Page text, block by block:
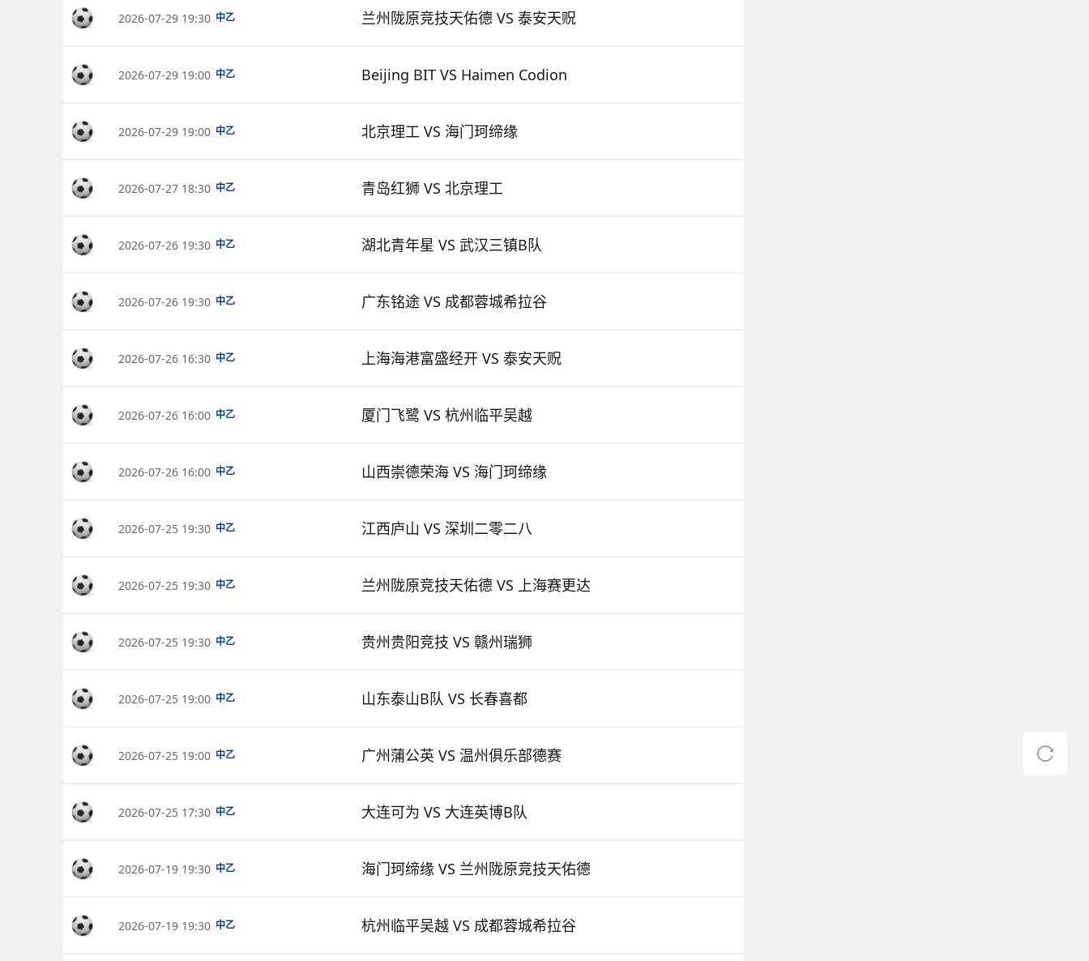
2026-07-29 19:30 中乙 兰州陇原竞技天佑德 VS 泰安天贶
2026-07-29 19:00 中乙 Beijing BIT VS Haimen Codion
2026-07-29 19:00 中乙 北京理工 VS 海门珂缔缘
2026-07-27 18:30 中乙 青岛红狮 VS 北京理工
2026-07-26 19:30 中乙 湖北青年星 VS 武汉三镇B队
2026-07-26 19:30 中乙 广东铭途 VS 成都蓉城希拉谷
2026-07-26 16:30 中乙 上海海港富盛经开 VS 泰安天贶
2026-07-26 16:00 中乙 厦门飞鹭 VS 杭州临平吴越
2026-07-26 16:00 中乙 山西崇德荣海 VS 海门珂缔缘
2026-07-25 19:30 中乙 江西庐山 VS 深圳二零二八
2026-07-25 19:30 中乙 兰州陇原竞技天佑德 VS 上海赛更达
2026-07-25 19:30 中乙 贵州贵阳竞技 VS 赣州瑞狮
2026-07-25 19:00 中乙 山东泰山B队 VS 长春喜都
2026-07-25 19:00 中乙 广州蒲公英 VS 温州俱乐部德赛
2026-07-25 17:30 中乙 大连可为 VS 大连英博B队
2026-07-19 19:30 中乙 海门珂缔缘 VS 兰州陇原竞技天佑德
2026-07-19 19:30 中乙 杭州临平吴越 VS 成都蓉城希拉谷